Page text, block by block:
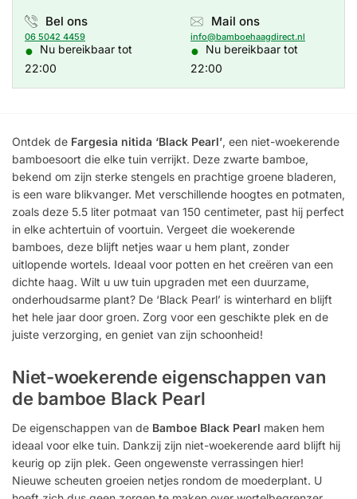
Bel ons
06 5042 4459
● Nu bereikbaar tot
22:00
Mail ons
info@bamboehaagdirect.nl
● Nu bereikbaar tot
22:00
Ontdek de Fargesia nitida ‘Black Pearl’, een niet-woekerende
bamboesoort die elke tuin verrijkt. Deze zwarte bamboe,
bekend om zijn sterke stengels en prachtige groene bladeren,
is een ware blikvanger. Met verschillende hoogtes en potmaten,
zoals deze 5.5 liter potmaat van 150 centimeter, past hij perfect
in elke achtertuin of voortuin. Vergeet die woekerende
bamboes, deze blijft netjes waar u hem plant, zonder
uitlopende wortels. Ideaal voor potten en het creëren van een
dichte haag. Wilt u uw tuin upgraden met een duurzame,
onderhoudsarme plant? De ‘Black Pearl’ is winterhard en blijft
het hele jaar door groen. Zorg voor een geschikte plek en de
juiste verzorging, en geniet van zijn schoonheid!
Niet-woekerende eigenschappen van
de bamboe Black Pearl
De eigenschappen van de Bamboe Black Pearl maken hem
ideaal voor elke tuin. Dankzij zijn niet-woekerende aard blijft hij
keurig op zijn plek. Geen ongewenste verrassingen hier!
Nieuwe scheuten groeien netjes rondom de moederplant. U